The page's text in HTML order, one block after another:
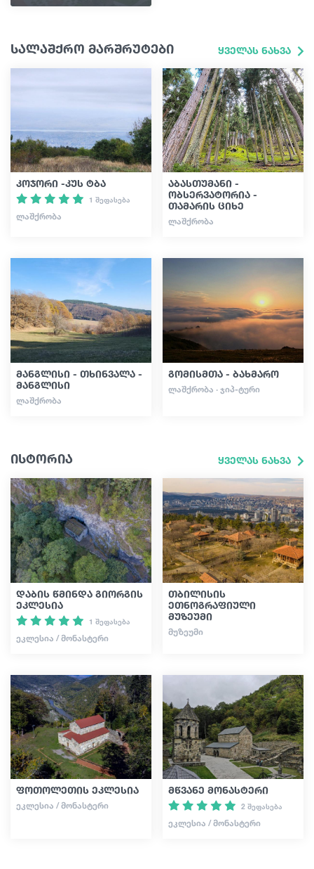
სალაშქრო მარშრუტები ყველას ნახვა
კოჯორი -კუს ტბა
1 შეფასება
ᲚᲐᲨᲥᲠᲝᲑᲐ
აბასთუმანი -
ობსერვატორია -
თამარის ციხე
ᲚᲐᲨᲥᲠᲝᲑᲐ
მანგლისი - თხინვალა -
მანგლისი
ᲚᲐᲨᲥᲠᲝᲑᲐ
გომისმთა - ბახმარო
ᲚᲐᲨᲥᲠᲝᲑᲐ · ᲯᲘᲞ-ᲢᲣᲠᲘ
ისტორია ყველას ნახვა
დაბის წმინდა გიორგის
ეკლესია
1 შეფასება
ᲔᲙᲚᲔᲡᲘᲐ / ᲛᲝᲜᲐᲡᲢᲔᲠᲘ
თბილისის
ეთნოგრაფიული
მუზეუმი
ᲛᲣᲖᲔᲣᲛᲘ
ფოთოლეთის ეკლესია
ᲔᲙᲚᲔᲡᲘᲐ / ᲛᲝᲜᲐᲡᲢᲔᲠᲘ
მწვანე მონასტერი
2 შეფასება
ᲔᲙᲚᲔᲡᲘᲐ / ᲛᲝᲜᲐᲡᲢᲔᲠᲘ